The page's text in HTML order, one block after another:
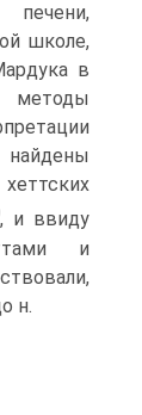
печени,
школе,
в
методы
, и ввиду
и
н.